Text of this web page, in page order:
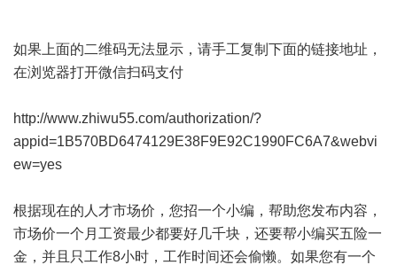
如果上面的二维码无法显示，请手工复制下面的链接地址，
在浏览器打开微信扫码支付
http://www.zhiwu55.com/authorization/?
appid=1B570BD6474129E38F9E92C1990FC6A7&webvi
ew=yes
根据现在的人才市场价，您招一个小编，帮助您发布内容，
市场价一个月工资最少都要好几千块，还要帮小编买五险一
金，并且只工作8小时，工作时间还会偷懒。如果您有一个